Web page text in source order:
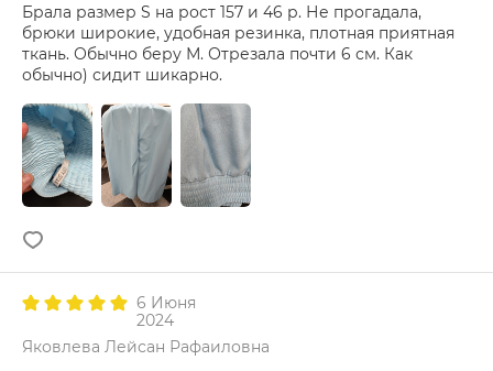
Брала размер S на рост 157 и 46 р. Не прогадала,
брюки широкие, удобная резинка, плотная приятная
ткань. Обычно беру М. Отрезала почти 6 см. Как
обычно) сидит шикарно.
6 Июня
2024
Яковлева Лейсан Рафаиловна